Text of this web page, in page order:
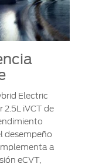
Electric
2.5L iVCT de
desempeño
a
eCVT,